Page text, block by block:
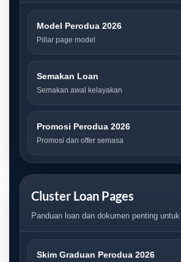
Model Perodua 2026
Pillar page model
Semakan Loan
Semakan awal kelayakan
Promosi Perodua 2026
Promosi dan offer semasa
Cluster Loan Pages
Panduan loan dan dokumen penting
Skim Graduan Perodua 2026